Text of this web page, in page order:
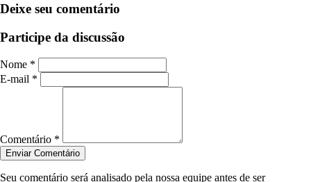
Deixe seu comentário
Participe da discussão
Nome *
E-mail *
Comentário *
Enviar Comentário
Seu comentário será analisado pela nossa equipe antes de ser